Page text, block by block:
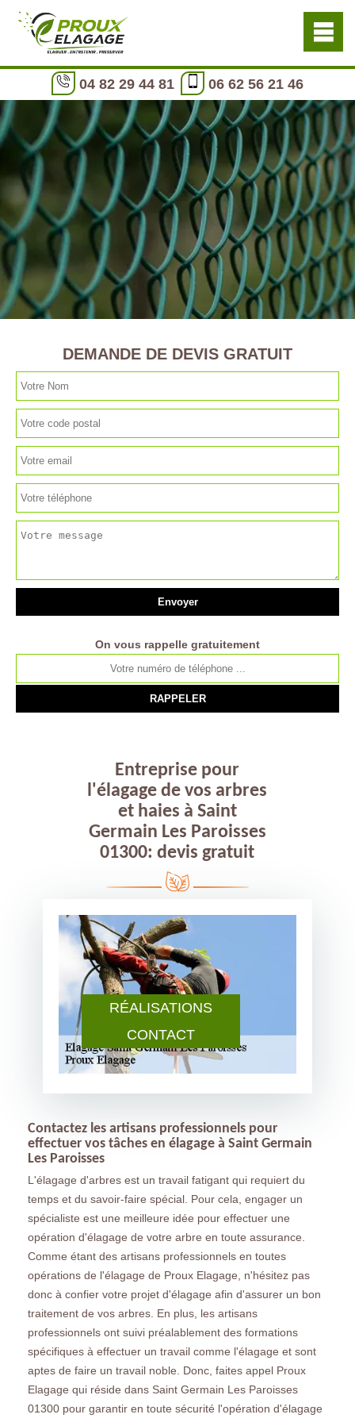
04 82 29 44 81 06 62 56 21 46
RÉALISATIONS
CONTACT
DEMANDE DE DEVIS GRATUIT
On vous rappelle gratuitement
Entreprise pour
l'élagage de vos arbres
et haies à Saint
Germain Les Paroisses
01300: devis gratuit
Contactez les artisans professionnels pour
effectuer vos tâches en élagage à Saint Germain
Les Paroisses
L'élagage d'arbres est un travail fatigant qui requiert du
temps et du savoir-faire spécial. Pour cela, engager un
spécialiste est une meilleure idée pour effectuer une
opération d'élagage de votre arbre en toute assurance.
Comme étant des artisans professionnels en toutes
opérations de l'élagage de Proux Elagage, n'hésitez pas
donc à confier votre projet d'élagage afin d'assurer un bon
traitement de vos arbres. En plus, les artisans
professionnels ont suivi préalablement des formations
spécifiques à effectuer un travail comme l'élagage et sont
aptes de faire un travail noble. Donc, faites appel Proux
Elagage qui réside dans Saint Germain Les Paroisses
01300 pour garantir en toute sécurité l'opération d'élagage